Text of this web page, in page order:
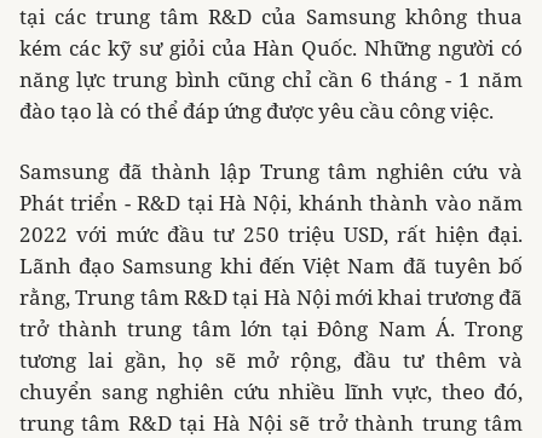
tại các trung tâm R&D của Samsung không thua
kém các kỹ sư giỏi của Hàn Quốc. Những người có
năng lực trung bình cũng chỉ cần 6 tháng - 1 năm
đào tạo là có thể đáp ứng được yêu cầu công việc.
Samsung đã thành lập Trung tâm nghiên cứu và
Phát triển - R&D tại Hà Nội, khánh thành vào năm
2022 với mức đầu tư 250 triệu USD, rất hiện đại.
Lãnh đạo Samsung khi đến Việt Nam đã tuyên bố
rằng, Trung tâm R&D tại Hà Nội mới khai trương đã
trở thành trung tâm lớn tại Đông Nam Á. Trong
tương lai gần, họ sẽ mở rộng, đầu tư thêm và
chuyển sang nghiên cứu nhiều lĩnh vực, theo đó,
trung tâm R&D tại Hà Nội sẽ trở thành trung tâm